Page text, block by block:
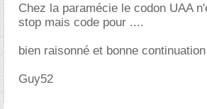
Chez la paramécie le codon UAA
stop mais code pour ....
bien raisonné et bonne
Guy52